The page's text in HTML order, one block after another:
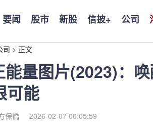
要闻 股市 新股 信披+ 公司
司 > 正文
量图片(2023)：
可能
保僑 2026-02-07 00:05:59